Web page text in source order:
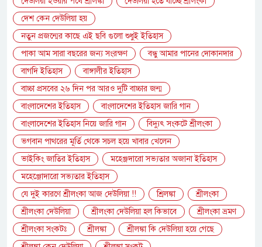
দেশ কেন দেউলিয়া হয়
নতুন প্রজন্মের কাছে এই ছবি গুলো শুধুই ইতিহাস
পাকা আম সারা বছরের জন্য সংরক্ষণ
বন্ধু আমার পানের দোকানদার
বাগদি ইতিহাস
বাঙ্গালীর ইতিহাস
বাচ্চা প্রসবের ২৬ দিন পর আরও দুটি বাচ্চার জন্ম
বাংলাদেশের ইতিহাস
বাংলাদেশের ইতিহাস জারি গান
বাংলাদেশের ইতিহাস নিয়ে জারি গান
বিদ্যুৎ সংকটে শ্রীলংকা
ভগবান পাথরের মূর্তি থেকে সচল হয়ে খাবার খেলেন
ভাইকিং জাতির ইতিহাস
মহেঞ্জদারো সভ্যতার অজানা ইতিহাস
মহেঞ্জোদারো সভ্যতার ইতিহাস
যে দুই কারণে শ্রীলংকা আজ দেউলিয়া !!
শ্রিলঙ্কা
শ্রীলংকা
শ্রীলংকা দেউলিয়া
শ্রীলংকা দেউলিয়া হল কিভাবে
শ্রীলংকা ভ্রমণ
শ্রীলংকা সংকটঃ
শ্রীলঙ্কা
শ্রীলঙ্কা কি দেউলিয়া হয়ে গেছে